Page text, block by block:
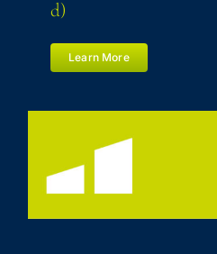
d)
Learn More